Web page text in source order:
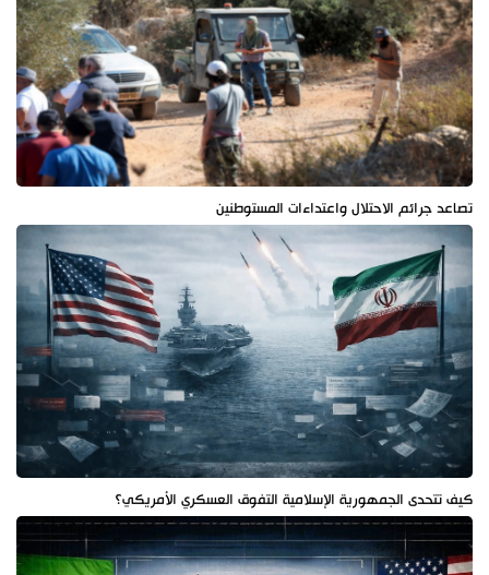
تصاعد جرائم الاحتلال واعتداءات المستوطنين
كيف تتحدى الجمهورية الإسلامية التفوق العسكري الأمريكي؟